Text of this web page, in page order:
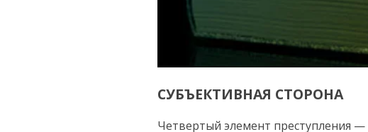
СУБЪЕКТИВНАЯ СТОРОНА
Четвертый элемент преступления —